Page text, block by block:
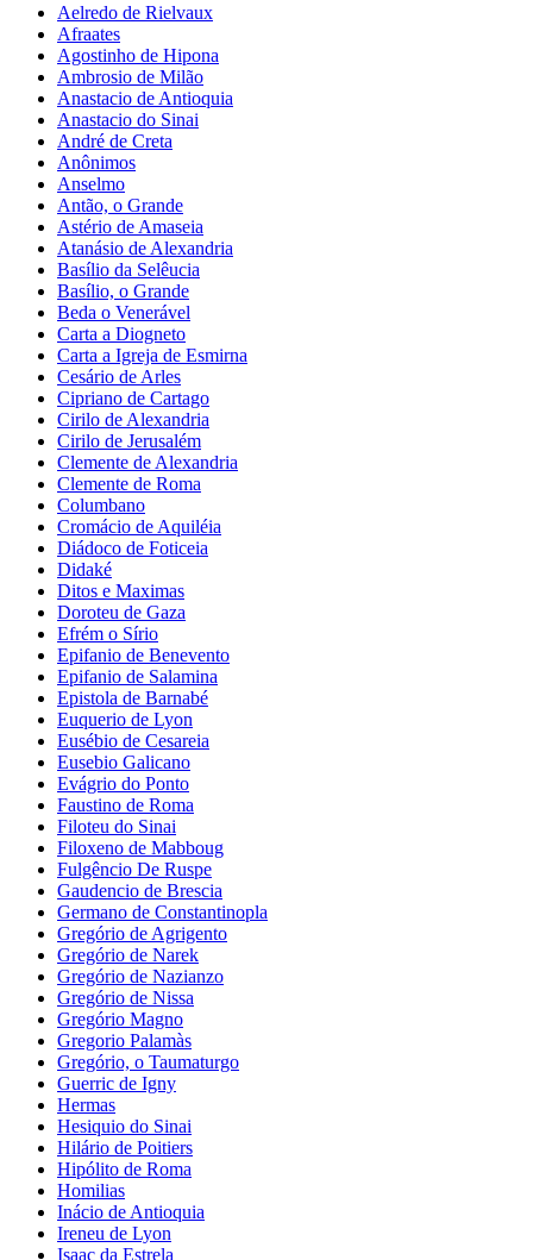
Aelredo de Rielvaux
Afraates
Agostinho de Hipona
Ambrosio de Milão
Anastacio de Antioquia
Anastacio do Sinai
André de Creta
Anônimos
Anselmo
Antão, o Grande
Astério de Amaseia
Atanásio de Alexandria
Basílio da Selêucia
Basílio, o Grande
Beda o Venerável
Carta a Diogneto
Carta a Igreja de Esmirna
Cesário de Arles
Cipriano de Cartago
Cirilo de Alexandria
Cirilo de Jerusalém
Clemente de Alexandria
Clemente de Roma
Columbano
Cromácio de Aquiléia
Diádoco de Foticeia
Didaké
Ditos e Maximas
Doroteu de Gaza
Efrém o Sírio
Epifanio de Benevento
Epifanio de Salamina
Epistola de Barnabé
Euquerio de Lyon
Eusébio de Cesareia
Eusebio Galicano
Evágrio do Ponto
Faustino de Roma
Filoteu do Sinai
Filoxeno de Mabboug
Fulgêncio De Ruspe
Gaudencio de Brescia
Germano de Constantinopla
Gregório de Agrigento
Gregório de Narek
Gregório de Nazianzo
Gregório de Nissa
Gregório Magno
Gregorio Palamàs
Gregório, o Taumaturgo
Guerric de Igny
Hermas
Hesiquio do Sinai
Hilário de Poitiers
Hipólito de Roma
Homilias
Inácio de Antioquia
Ireneu de Lyon
Isaac da Estrela